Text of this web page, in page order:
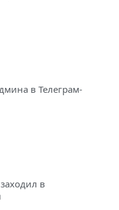
в Телеграм-
в